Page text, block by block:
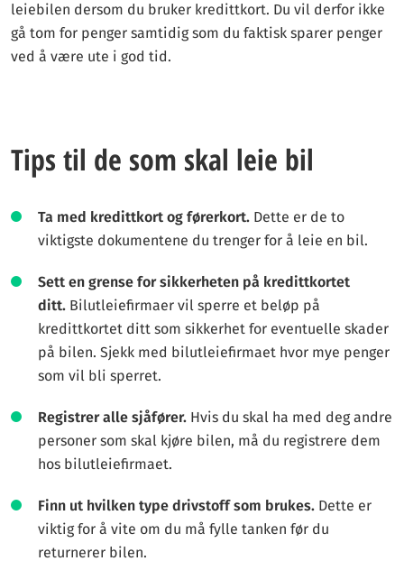
leiebilen dersom du bruker kredittkort. Du vil derfor ikke
gå tom for penger samtidig som du faktisk sparer penger
ved å være ute i god tid.
Tips til de som skal leie bil
Ta med kredittkort og førerkort. Dette er de to
viktigste dokumentene du trenger for å leie en bil.
Sett en grense for sikkerheten på kredittkortet
ditt. Bilutleiefirmaer vil sperre et beløp på
kredittkortet ditt som sikkerhet for eventuelle skader
på bilen. Sjekk med bilutleiefirmaet hvor mye penger
som vil bli sperret.
Registrer alle sjåfører. Hvis du skal ha med deg andre
personer som skal kjøre bilen, må du registrere dem
hos bilutleiefirmaet.
Finn ut hvilken type drivstoff som brukes. Dette er
viktig for å vite om du må fylle tanken før du
returnerer bilen.